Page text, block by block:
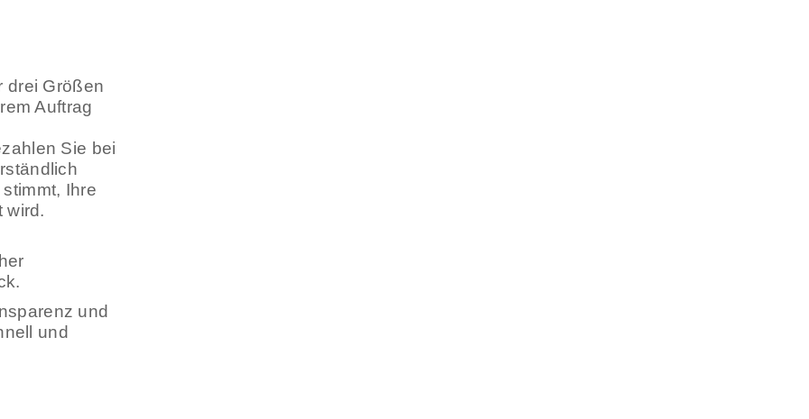
drei Größen
Auftrag
Sie bei
Ihre
wird.
und
und